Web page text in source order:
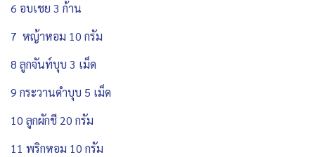
6 อบเชย 3 ก้าน
7 หญ้าหอม 10 กรัม
8 ลูกจันท์บุบ 3 เม็ด
9 กระวานดำบุบ 5 เม็ด
10 ลูกผักชี 20 กรัม
11 พริกหอม 10 กรัม